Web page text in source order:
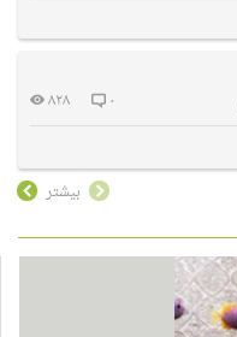
۰
۸۲۸
بیشتر